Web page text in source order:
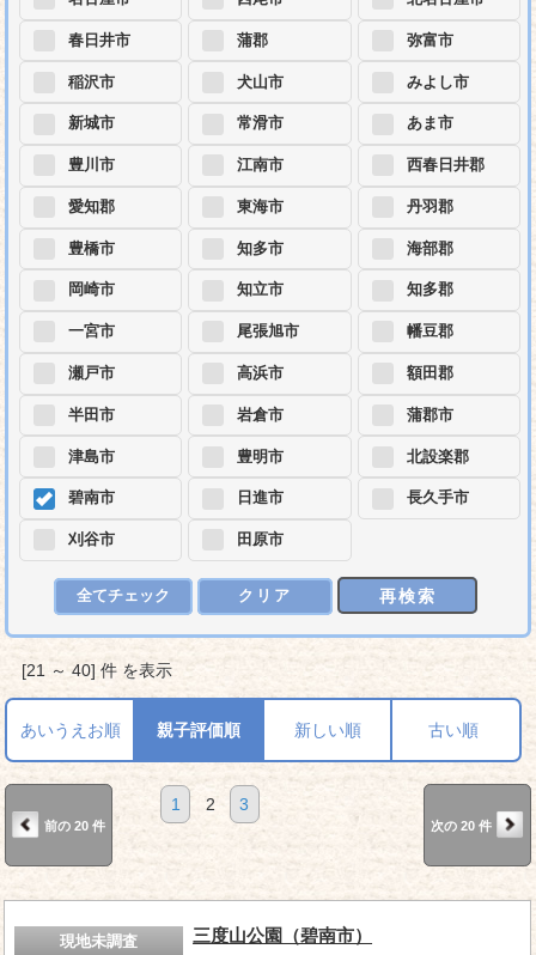
春日井市
稲沢市
新城市
豊川市
愛知郡
豊橋市
岡崎市
一宮市
瀬戸市
半田市
津島市
碧南市
刈谷市
蒲郡
犬山市
常滑市
江南市
東海市
知多市
知立市
尾張旭市
高浜市
岩倉市
豊明市
日進市
田原市
弥富市
みよし市
あま市
西春日井郡
丹羽郡
海部郡
知多郡
幡豆郡
額田郡
蒲郡市
北設楽郡
長久手市
全てチェック クリア 再検索
[21 ～ 40] 件 を表示
あいうえお順 親子評価順 新しい順 古い順
前の 20 件
1 2 3
次の 20 件
現地未調査 三度山公園（碧南市）